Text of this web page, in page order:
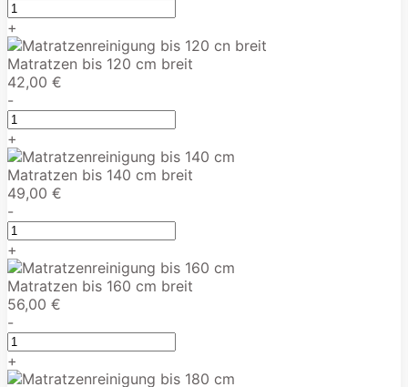
+
Matratzen bis 120 cm breit
42,00 €
-
+
Matratzen bis 140 cm breit
49,00 €
-
+
Matratzen bis 160 cm breit
56,00 €
-
+